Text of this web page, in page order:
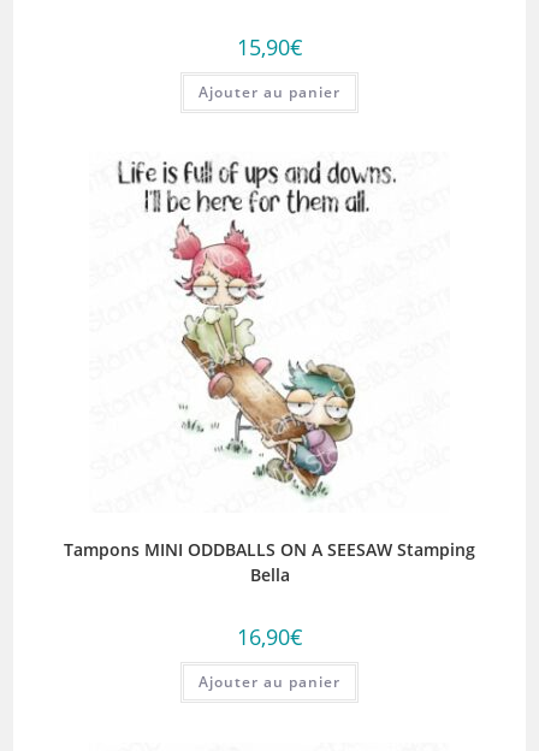
15,90€
Ajouter au panier
Tampons MINI ODDBALLS ON A SEESAW Stamping
Bella
16,90€
Ajouter au panier